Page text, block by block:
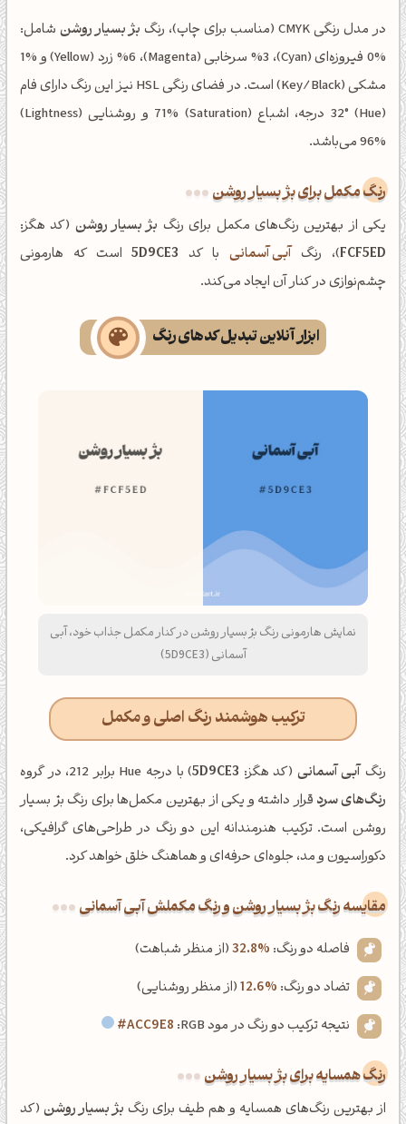
در مدل رنگی CMYK (مناسب برای چاپ)، رنگ بژ بسیار روشن شامل:
%0 فیروزه‌ای (Cyan)، %3 سرخابی (Magenta)، %6 زرد (Yellow) و %1
مشکی (Key/Black) است. در فضای رنگی HSL نیز این رنگ دارای فام
(Hue) 32° درجه، اشباع (Saturation) 71% و روشنایی (Lightness)
96% می‌باشد.
رنگ مکمل برای بژ بسیار روشن
یکی از بهترین رنگ‌های مکمل برای رنگ بژ بسیار روشن (کد هگز:
FCF5ED)، رنگ آبی آسمانی با کد 5D9CE3است که هارمونی
چشم‌نوازی در کنار آن ایجاد می‌کند.
ابزار آنلاین تبدیل کدهای رنگ
نمایش هارمونی رنگ بژ بسیار روشن در کنار مکمل جذاب خود، آبی
آسمانی (5D9CE3)
ترکیب هوشمند رنگ اصلی و مکمل
رنگ آبی آسمانی (کد هگز: 5D9CE3) با درجه Hue برابر 212، در گروه
رنگ‌های سرد قرار داشته و یکی از بهترین مکمل‌ها برای رنگ بژ بسیار
روشن است. ترکیب هنرمندانه این دو رنگ در طراحی‌های گرافیکی،
دکوراسیون و مد، جلوه‌ای حرفه‌ای و هماهنگ خلق خواهد کرد.
‌مقایسه رنگ بژ بسیار روشن و رنگ مکملش آبی آسمانی
فاصله دو رنگ: 32.8%(از منظر شباهت)
تضاد دو رنگ: 12.6%(از منظر روشنایی)
نتیجه ترکیب دو رنگ در مود RGB:
#ACC9E8
رنگ همسایه برای بژ بسیار روشن
از بهترین رنگ‌های همسایه و هم طیف برای رنگ بژ بسیار روشن (کد